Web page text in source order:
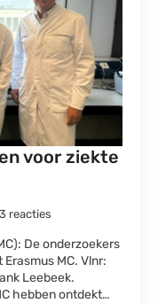
voor ziekte
reacties
De onderzoekers
MC. Vlnr:
Leebeek.
hebben ontdekt…